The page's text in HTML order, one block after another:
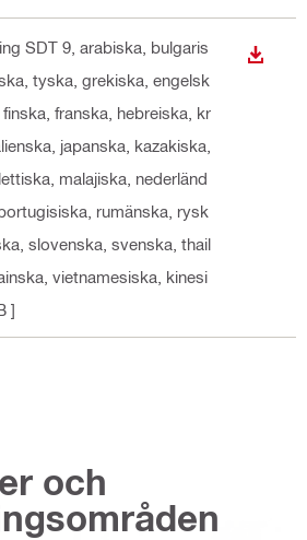
SDT 9 , arabiska, bulgaris
tyska, grekiska, engelsk
finska, franska, hebreiska, kr
japanska, kazakiska,
malajiska, nederländ
rumänska, rysk
slovenska, svenska, thail
vietnamesiska, kinesi
]
LADDA
och